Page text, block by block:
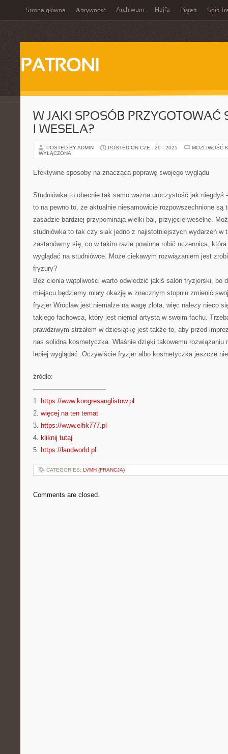
Strona główna Aktywność Archiwum Hajfa Piątek Spis
PATRONI
W JAKI SPOSÓB PRZYGOTOWAĆ
I WESELA?
POSTED BY ADMIN POSTED ON CZE - 29 - 2025
MOŻLIWOŚĆ
WYŁĄCZONA
Efektywne sposoby na znaczącą poprawę swojego wyglądu
Studniówka to obecnie tak samo ważna uroczystość jak niegdyś
to na pewno to, że aktualnie niesamowicie rozpowszechnione są
zasadzie bardziej przypominają wielki bal, przyjęcie weselne.
studniówka to tak czy siak jedno z najistotniejszych wydarzeń w
zastanówmy się, co w takim razie powinna robić uczennica, która
wyglądać na studniówce. Może ciekawym rozwiązaniem jest
fryzury?
Bez cienia wątpliwości warto odwiedzić jakiś salon fryzjerski, bo
miejscu będziemy miały okazję w znacznym stopniu zmienić
fryzjer Wrocław jest niemalże na wagę złota, więc należy nieco
takiego fachowca, który jest niemal artystą w swoim fachu.
prawdziwym strzałem w dziesiątkę jest także to, aby przed
nas solidna kosmetyczka. Właśnie dzięki takowemu rozwiązaniu
lepiej wyglądać. Oczywiście fryzjer albo kosmetyczka jeszcze
źródło:
———————————
1. https://www.kongresanglistow.pl
2. więcej na ten temat
3. https://www.elfik777.pl
4. kliknij tutaj
5. https://landworld.pl
CATEGORIES: LVMH (FRANCJA)
Comments are closed.